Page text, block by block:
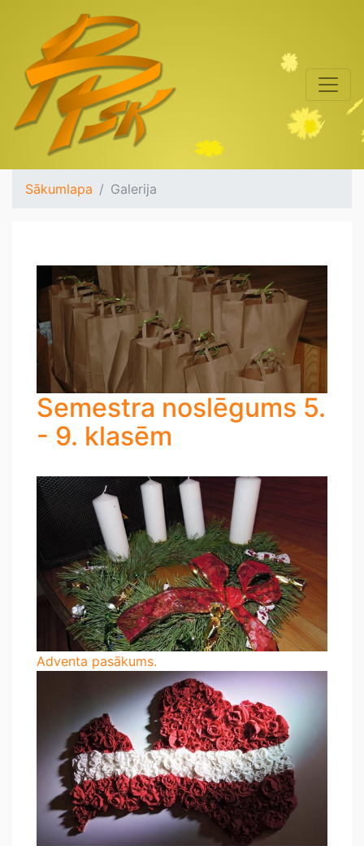
Sākumlapa Galerija
Semestra noslēgums 5.
- 9. klasēm
Adventa pasākums.